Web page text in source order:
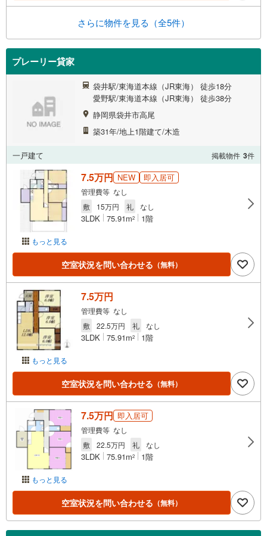
さらに物件を見る（全5件）
プレーリー貸家
袋井駅/東海道本線（JR東海） 徒歩18分
愛野駅/東海道本線（JR東海） 徒歩38分
静岡県袋井市高尾
築31年/地上1階建て/木造
一戸建て 掲載物件 3件
もっと見る
7.5万円 NEW 即入居可
管理費等 なし
敷
15万円 礼 なし
3LDK 75.91m2 1階
空室状況を問い合わせる （無料）
もっと見る
7.5万円
管理費等 なし
敷
22.5万円 礼 なし
3LDK 75.91m2 1階
空室状況を問い合わせる （無料）
もっと見る
7.5万円 即入居可
管理費等 なし
敷
22.5万円 礼 なし
3LDK 75.91m2 1階
空室状況を問い合わせる （無料）